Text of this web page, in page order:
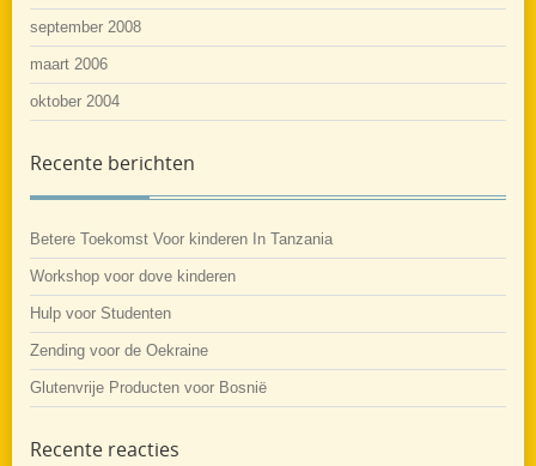
september 2008
maart 2006
oktober 2004
Recente berichten
Betere Toekomst Voor kinderen In Tanzania
Workshop voor dove kinderen
Hulp voor Studenten
Zending voor de Oekraine
Glutenvrije Producten voor Bosnië
Recente reacties